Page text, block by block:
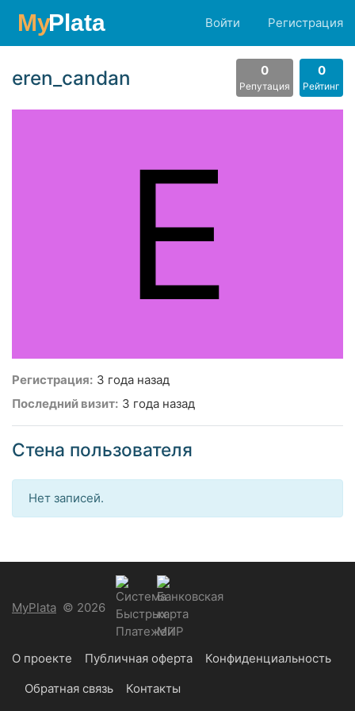
Войти Регистрация
eren_candan 0
Репутация
0
Рейтинг
E
Регистрация: 3 года назад
Последний визит: 3 года назад
Стена пользователя
Нет записей.
MyPlata © 2026
О проекте Публичная оферта
Конфиденциальность
Обратная связь
Контакты